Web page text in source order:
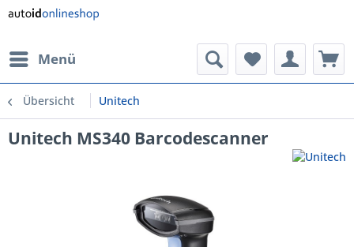
Menü
Übersicht Unitech
Unitech MS340 Barcodescanner